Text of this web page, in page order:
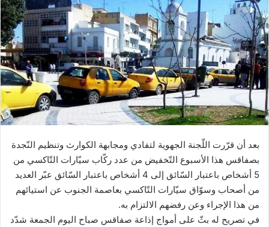
بعد أن قرّرت اللّجنة الجهوية لتفادي ومجابهة الكوارث وتنظيم النّجدة
بصفاقس هذا الأسبوع التّخفيض من عدد ركّاب سيّارات التّاكسي من
5 أشخاص باعتبار السّائق إلى 4 أشخاص باعتبار السّائق عبّر العديد
من أصحاب وسوّاق سيّارات التّاكسي بعاصمة الجنوب عن استيائهم
من هذا الإجراء وعن رفضهم الالتزام به.
في تصريح له بثّ على أمواج إذاعة صفاقس صباح اليوم الجمعة شدّد